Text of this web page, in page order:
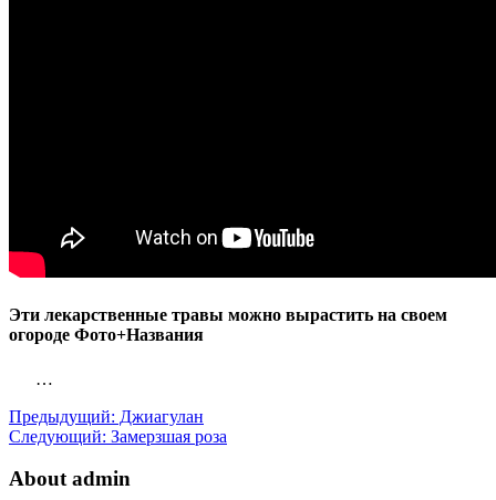
Эти лекарственные травы можно вырастить на своем
огороде Фото+Названия
…
Предыдущий: Джиагулан
Следующий: Замерзшая роза
About admin